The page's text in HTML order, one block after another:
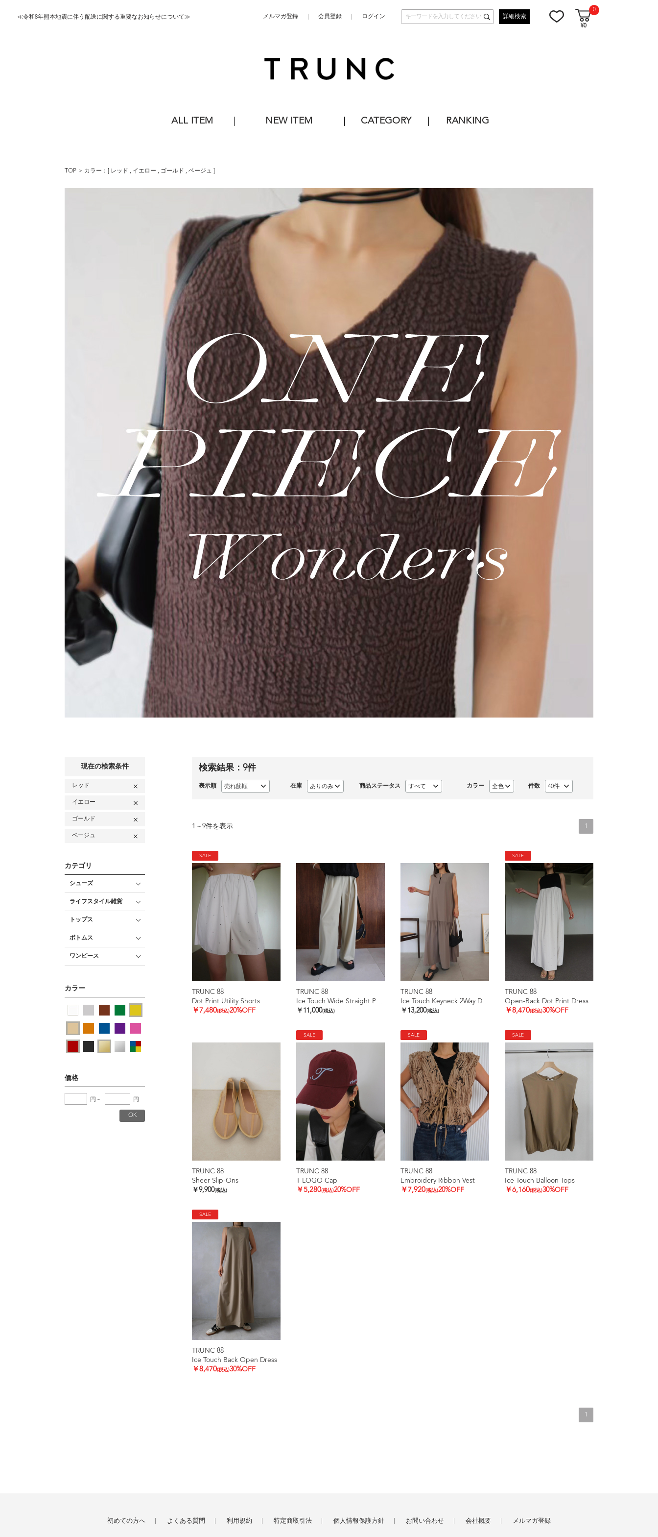
≪令和8年熊本地震に伴う配送に関する重要なお知らせについて≫ メルマガ登録 会員登録 ログイン 詳細検索
0
¥0
ALL ITEM NEW ITEM CATEGORY RANKING
TOP カラー：[ レッド , イエロー , ゴールド , ベージュ
現在の検索条件
レッド
イエロー
ゴールド
ベージュ
カテゴリ
シューズ
ライフスタイル雑貨
トップス
ボトムス
ワンピース
カラー
価格
円 ~ 円
検索結果： 9件
表示順 在庫 商品ステータス カラー 件数
1 ～ 9件を表示 1
SALE
TRUNC 88
Dot Print Utility Shorts
￥7,480(税込)20%OFF
TRUNC 88
Ice Touch Wide Straight Pants
￥11,000(税込)
TRUNC 88
Ice Touch Keyneck 2Way Dress
￥13,200(税込)
SALE
TRUNC 88
Open-Back Dot Print Dress
￥8,470(税込)30%OFF
TRUNC 88
Sheer Slip-Ons
￥9,900(税込)
SALE
TRUNC 88
T LOGO Cap
￥5,280(税込)20%OFF
SALE
TRUNC 88
Embroidery Ribbon Vest
￥7,920(税込)20%OFF
SALE
TRUNC 88
Ice Touch Balloon Tops
￥6,160(税込)30%OFF
SALE
TRUNC 88
Ice Touch Back Open Dress
￥8,470(税込)30%OFF
1
初めての方へ よくある質問 利用規約 特定商取引法 個人情報保護方針 お問い合わせ 会社概要 メルマガ登録